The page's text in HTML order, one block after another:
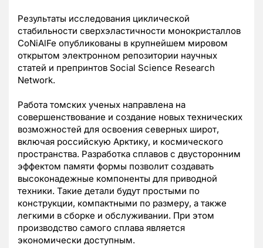
Результаты исследования циклической
стабильности сверхэластичности монокристаллов
CoNiAlFe опубликованы в крупнейшем мировом
открытом электронном репозитории научных
статей и препринтов Social Science Research
Network.
Работа томских ученых направлена на
совершенствование и создание новых технических
возможностей для освоения северных широт,
включая российскую Арктику, и космического
пространства. Разработка сплавов с двусторонним
эффектом памяти формы позволит создавать
высоконадежные компоненты для приводной
техники. Такие детали будут простыми по
конструкции, компактными по размеру, а также
легкими в сборке и обслуживании. При этом
производство самого сплава является
экономически доступным.